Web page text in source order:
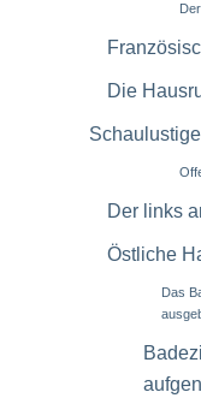
Die
Der links
Östliche
Das